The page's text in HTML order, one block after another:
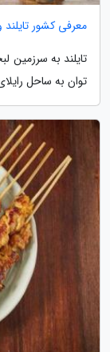
معرفی کشور
تایلند به سرزمین
توان به ساحل